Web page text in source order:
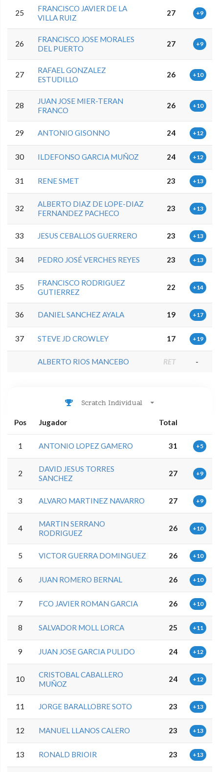
25
FRANCISCO JAVIER DE LA
VILLA RUIZ
27 +9
26
FRANCISCO JOSE MORALES
DEL PUERTO
27 +9
27
RAFAEL GONZALEZ
ESTUDILLO
26 +10
28
JUAN JOSE MIER-TERAN
FRANCO
26 +10
29 ANTONIO GISONNO 24 +12
30 ILDEFONSO GARCIA MUÑOZ 24 +12
31 RENE SMET 23 +13
32
ALBERTO DIAZ DE LOPE-DIAZ
FERNANDEZ PACHECO
23 +13
33 JESUS CEBALLOS GUERRERO 23 +13
34 PEDRO JOSÉ VERCHES REYES 23 +13
35
FRANCISCO RODRIGUEZ
GUTIERREZ
22 +14
36 DANIEL SANCHEZ AYALA 19 +17
37 STEVE JD CROWLEY 17 +19
ALBERTO RIOS MANCEBO RET -
Scratch Individual
Pos Jugador Total
1 ANTONIO LOPEZ GAMERO 31 +5
2
DAVID JESUS TORRES
SANCHEZ
27 +9
3 ALVARO MARTINEZ NAVARRO 27 +9
4
MARTIN SERRANO
RODRIGUEZ
26 +10
5 VICTOR GUERRA DOMINGUEZ 26 +10
6 JUAN ROMERO BERNAL 26 +10
7 FCO JAVIER ROMAN GARCIA 26 +10
8 SALVADOR MOLL LORCA 25 +11
9 JUAN JOSE GARCIA PULIDO 24 +12
10
CRISTOBAL CABALLERO
MUÑOZ
24 +12
11 JORGE BARALLOBRE SOTO 23 +13
12 MANUEL LLANOS CALERO 23 +13
13 RONALD BRIOIR 23 +13